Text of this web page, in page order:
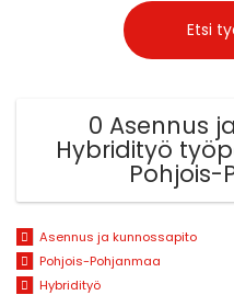
0 Asennus
Hybridityö
Asennus ja kunnossapito
Pohjois-Pohjanmaa
Hybridityö